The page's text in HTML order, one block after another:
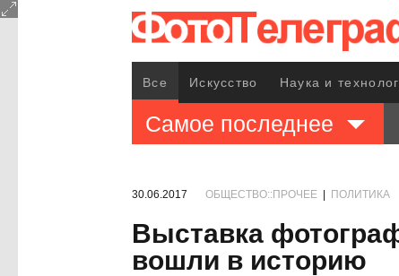
Все Искусство Наука и
Самое последнее
30.06.2017 ОБЩЕСТВО::ПРОЧЕЕ ПОЛИТИКА
Выставка
вошли в историю